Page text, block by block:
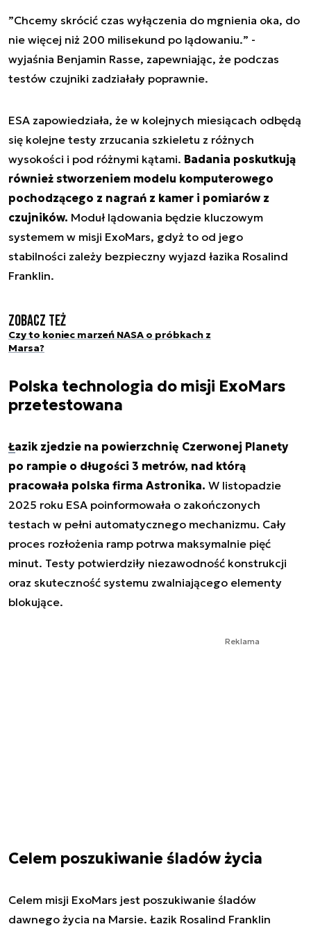
”Chcemy skrócić czas wyłączenia do mgnienia oka, do
nie więcej niż 200 milisekund po lądowaniu.” -
wyjaśnia Benjamin Rasse, zapewniając, że podczas
testów czujniki zadziałały poprawnie.
ESA zapowiedziała, że w kolejnych miesiącach odbędą
się kolejne testy zrzucania szkieletu z różnych
wysokości i pod różnymi kątami. Badania poskutkują
również stworzeniem modelu komputerowego
pochodzącego z nagrań z kamer i pomiarów z
czujników. Moduł lądowania będzie kluczowym
systemem w misji ExoMars, gdyż to od jego
stabilności zależy bezpieczny wyjazd łazika Rosalind
Franklin.
Zobacz też
Czy to koniec marzeń NASA o próbkach z
Marsa?
Polska technologia do misji ExoMars
przetestowana
Łazik zjedzie na powierzchnię Czerwonej Planety
po rampie o długości 3 metrów, nad którą
pracowała polska firma Astronika. W listopadzie
2025 roku ESA poinformowała o zakończonych
testach w pełni automatycznego mechanizmu. Cały
proces rozłożenia ramp potrwa maksymalnie pięć
minut. Testy potwierdziły niezawodność konstrukcji
oraz skuteczność systemu zwalniającego elementy
blokujące.
Reklama
Celem poszukiwanie śladów życia
Celem misji ExoMars jest poszukiwanie śladów
dawnego życia na Marsie. Łazik Rosalind Franklin